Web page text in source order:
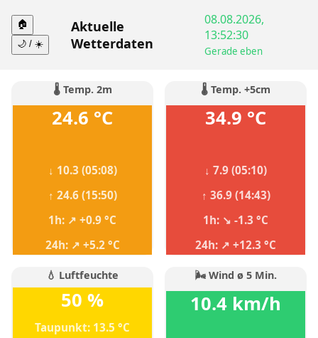
🏠
🌙 / ☀️
Aktuelle
Wetterdaten
08.08.2026,
13:52:30
Gerade eben
🌡️ Temp. 2m
24.6 °C
↓ 10.3 (05:08)
↑ 24.6 (15:50)
1h: ↗ +0.9 °C
24h: ↗ +5.2 °C
🌡️ Temp. +5cm
34.9 °C
↓ 7.9 (05:10)
↑ 36.9 (14:43)
1h: ↘ -1.3 °C
24h: ↗ +12.3 °C
💧 Luftfeuchte
50 %
Taupunkt: 13.5 °C
🌬️ Wind ø 5 Min.
10.4 km/h